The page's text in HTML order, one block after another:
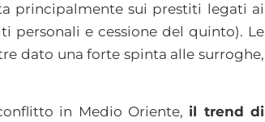
principalmente sui prestiti legati ai
e cessione del quinto). Le
dato una forte spinta alle surroghe,
in Medio Oriente, il trend di